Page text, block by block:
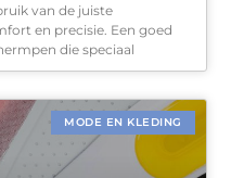
van de juiste
en precisie. Een goed
die speciaal
MODE EN KLEDING